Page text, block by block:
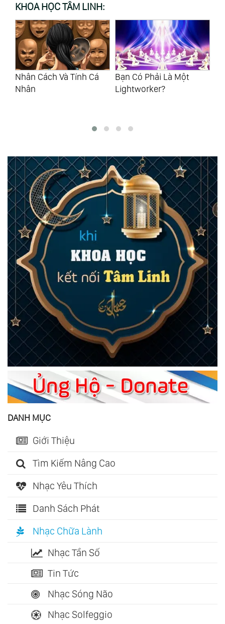
KHOA HỌC TÂM LINH:
Nhân Cách Và Tính Cá
Nhân
Bạn Có Phải Là Một
Lightworker?
DANH MỤC
Giới Thiệu
Tìm Kiếm Nâng Cao
Nhạc Yêu Thích
Danh Sách Phát
Nhạc Chữa Lành
Nhạc Tần Số
Tin Tức
Nhạc Sóng Não
Nhạc Solfeggio